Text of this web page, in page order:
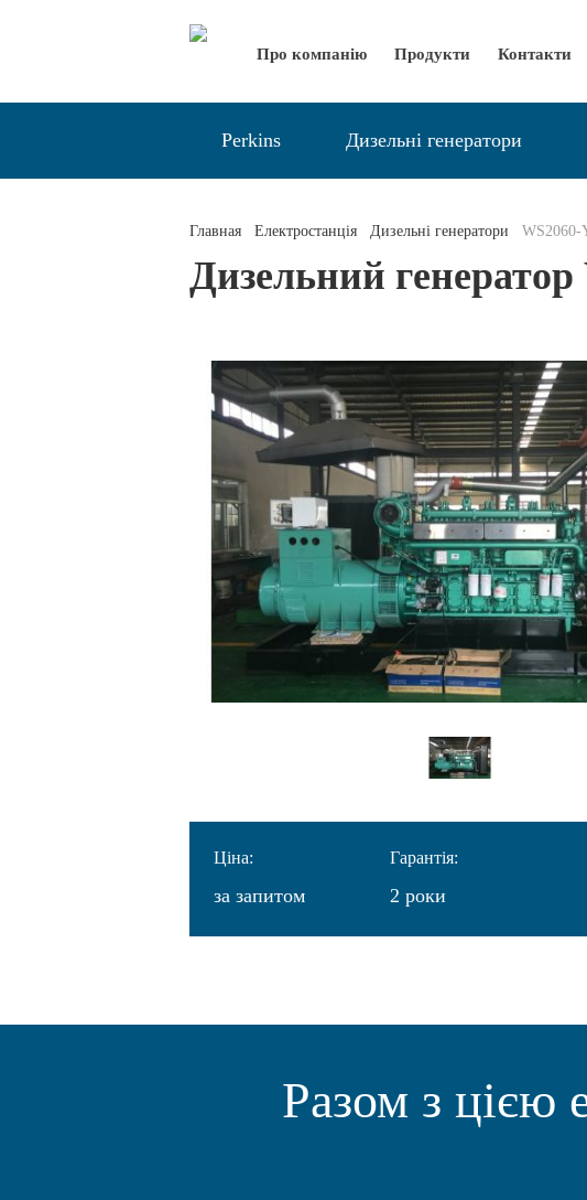
Про компанію Продукти Контакти
Perkins Дизельні генератори
Главная Електростанція Дизельні генератори WS2060-
Дизельний
Ціна:
за запитом
Гарантія:
2 роки
Разом з цією